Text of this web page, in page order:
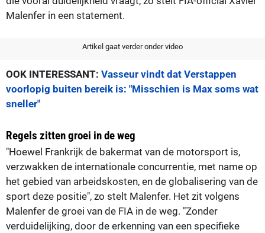
Malenfer in een statement.
Artikel gaat verder onder video
OOK INTERESSANT: Vasseur vindt dat Verstappen
voorlopig buiten bereik is: "Misschien is Max soms wat
sneller"
Regels zitten groei in de weg
"Hoewel Frankrijk de bakermat van de motorsport is,
verzwakken de internationale concurrentie, met name op
het gebied van arbeidskosten, en de globalisering van de
sport deze positie", zo stelt Malenfer. Het zit volgens
Malenfer de groei van de FIA in de weg. "Zonder
verduidelijking, door de erkenning van een specifieke